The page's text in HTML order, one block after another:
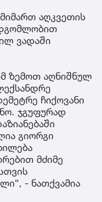
აღკვეთის
ვადაში
ზემოთ აღნიშნულ
ჩიქოვანი
ჯგუფურად
გიორგი
მძიმე
- ნათქვამია